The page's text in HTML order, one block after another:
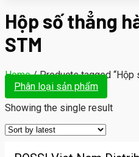
Hộp số thẳng
STM
Home /Products tagged “Hộp
Phân loại sản phẩm
Showing the single result